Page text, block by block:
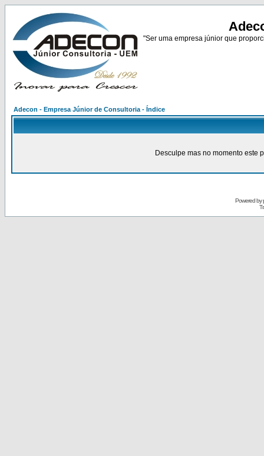
"Ser uma empresa júnior que
Adecon - Empresa Júnior de Consultoria - Índice
Desculpe mas no momento este
Powered by